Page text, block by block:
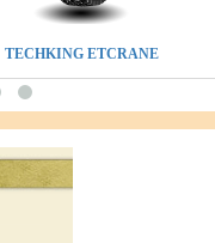
TECHKING ETCRANE